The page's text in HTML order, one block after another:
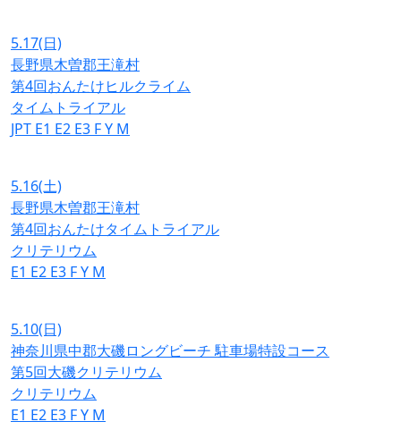
5.17(日)
長野県木曽郡王滝村
第4回おんたけヒルクライム
タイムトライアル
JPT E1 E2 E3 FY M
5.16(土)
長野県木曽郡王滝村
第4回おんたけタイムトライアル
クリテリウム
E1 E2 E3 FY M
5.10(日)
神奈川県中郡大磯ロングビーチ 駐車場特設コース
第5回大磯クリテリウム
クリテリウム
E1 E2 E3 FY M